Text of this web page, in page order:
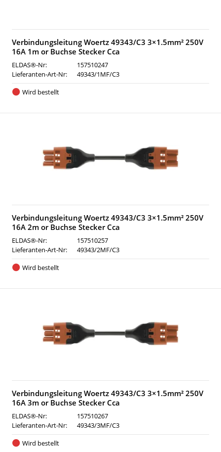
Verbindungsleitung Woertz 49343/C3 3×1.5mm² 250V
16A 1m or Buchse Stecker Cca
ELDAS®-Nr:
157510247
Lieferanten-Art-Nr:
49343/1MF/C3
Wird bestellt
Verbindungsleitung Woertz 49343/C3 3×1.5mm² 250V
16A 2m or Buchse Stecker Cca
ELDAS®-Nr:
157510257
Lieferanten-Art-Nr:
49343/2MF/C3
Wird bestellt
Verbindungsleitung Woertz 49343/C3 3×1.5mm² 250V
16A 3m or Buchse Stecker Cca
ELDAS®-Nr:
157510267
Lieferanten-Art-Nr:
49343/3MF/C3
Wird bestellt